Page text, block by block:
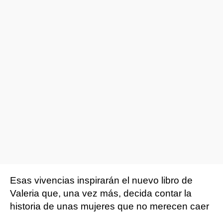
Esas vivencias inspirarán el nuevo libro de
Valeria que, una vez más, decida contar la
historia de unas mujeres que no merecen caer